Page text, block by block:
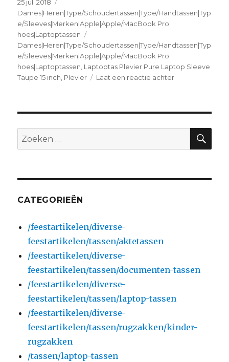
Geplaatst
op
25 juli 2018
Dames|Heren|Type/Schoudertassen|Type/Handtassen|Typ
e/Sleeves|Merken|Apple|Apple/MacBook Pro
hoes|Laptoptassen
Dames|Heren|Type/Schoudertassen|Type/Handtassen|Typ
e/Sleeves|Merken|Apple|Apple/MacBook Pro
hoes|Laptoptassen, Laptoptas Plevier Pure Laptop Sleeve
Taupe 15 inch, Plevier Laat een reactie achter
Pure
Sleeve
Zoeken
naar:
CATEGORIEËN
/feestartikelen/diverse-
feestartikelen/tassen/aktetassen
/feestartikelen/diverse-
feestartikelen/tassen/documenten-tassen
/feestartikelen/diverse-
feestartikelen/tassen/laptop-tassen
/feestartikelen/diverse-
feestartikelen/tassen/rugzakken/kinder-
rugzakken
/tassen/laptop-tassen